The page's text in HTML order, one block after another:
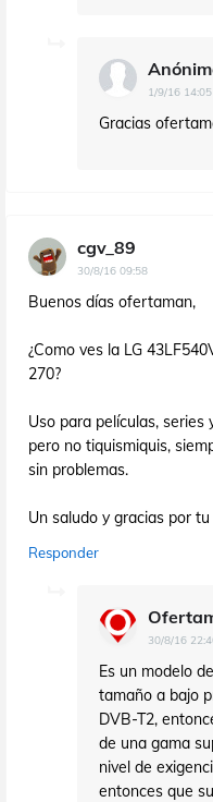
1/9/16 14:05
Gracias
cgv_89
30/8/16 09:58
Buenos días ofertaman,
¿Como ves la LG
270?
Uso para películas, series
pero no tiquismiquis,
sin problemas.
Un saludo y gracias por
Responder
30/8/16
Es un modelo
tamaño a bajo
DVB-T2,
de una gama
nivel de
entonces que